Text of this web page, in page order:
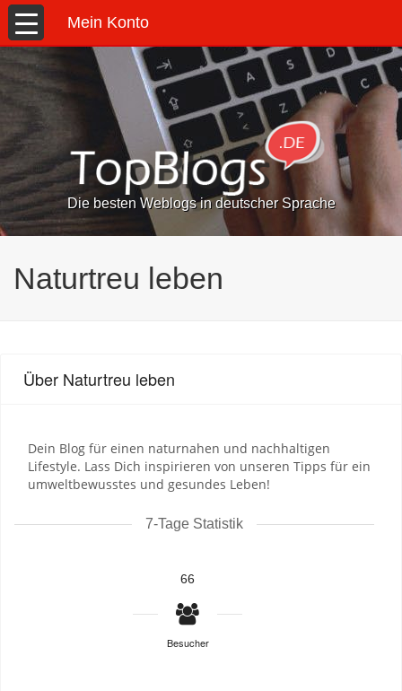
Mein Konto
Die besten Weblogs in deutscher Sprache
Naturtreu leben
Über Naturtreu leben
Dein Blog für einen naturnahen und nachhaltigen
Lifestyle. Lass Dich inspirieren von unseren Tipps für ein
umweltbewusstes und gesundes Leben!
7-Tage Statistik
66
Besucher